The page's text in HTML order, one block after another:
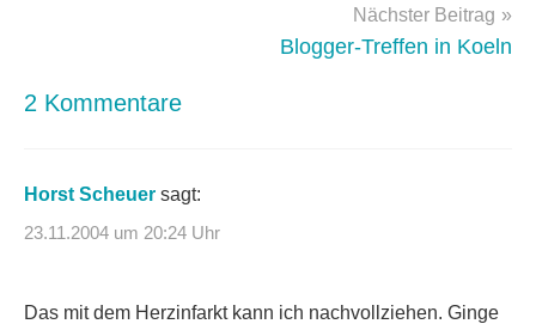
Nächster Beitrag
Blogger-Treffen in Koeln
2 Kommentare
Horst Scheuer sagt:
23.11.2004 um 20:24 Uhr
Das mit dem Herzinfarkt kann ich nachvollziehen. Ginge